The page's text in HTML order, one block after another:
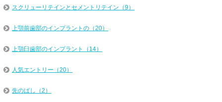
スクリューリテインとセメントリテイン（9）
上顎前歯部のインプラントの（20）
上顎臼歯部のインプラント（14）
人気エントリー（20）
先のばし（2）